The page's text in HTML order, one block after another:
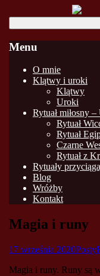
Szukaj:
Menu
Skip
O mnie
Klątwy i uroki
Klątwy
Uroki
Rytuał miłosny
Rytuał
Rytuał
Czarne
Rytuał z
Rytuały
Blog
Wróżby
Kontakt
Magia i runy
17 września 2020Posty
Magia i runy. Runy są